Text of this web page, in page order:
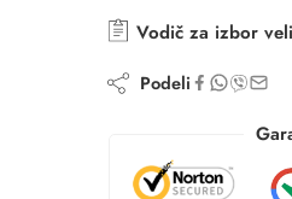
Vodič za izbor
Podeli